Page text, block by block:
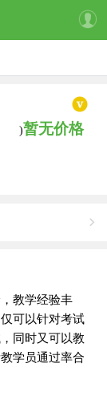
)暂无价格
教学经验丰
可以针对考试
同时又可以教
学员通过率合